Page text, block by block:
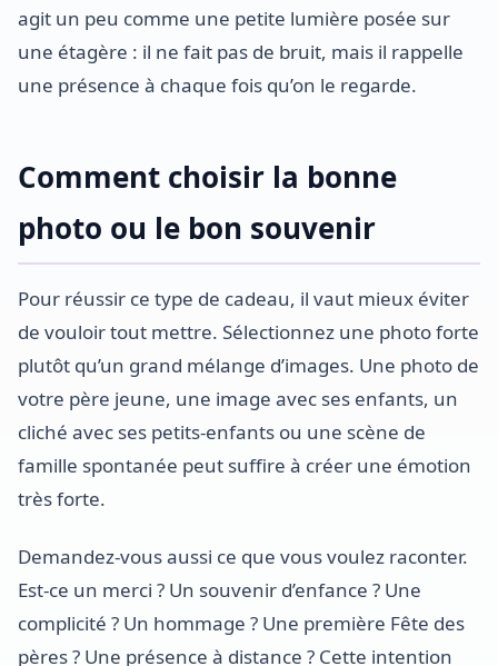
agit un peu comme une petite lumière posée sur
une étagère : il ne fait pas de bruit, mais il rappelle
une présence à chaque fois qu’on le regarde.
Comment choisir la bonne
photo ou le bon souvenir
Pour réussir ce type de cadeau, il vaut mieux éviter
de vouloir tout mettre. Sélectionnez une photo forte
plutôt qu’un grand mélange d’images. Une photo de
votre père jeune, une image avec ses enfants, un
cliché avec ses petits-enfants ou une scène de
famille spontanée peut suffire à créer une émotion
très forte.
Demandez-vous aussi ce que vous voulez raconter.
Est-ce un merci ? Un souvenir d’enfance ? Une
complicité ? Un hommage ? Une première Fête des
pères ? Une présence à distance ? Cette intention